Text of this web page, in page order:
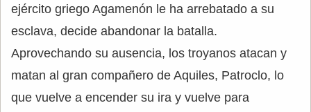
ejército griego Agamenón le ha arrebatado a su
esclava, decide abandonar la batalla.
Aprovechando su ausencia, los troyanos atacan y
matan al gran compañero de Aquiles, Patroclo, lo
que vuelve a encender su ira y vuelve para